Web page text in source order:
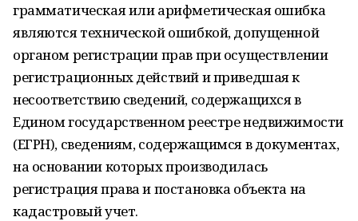
грамматическая или арифметическая ошибка
являются технической ошибкой, допущенной
органом регистрации прав при осуществлении
регистрационных действий и приведшая к
несоответствию сведений, содержащихся в
Едином государственном реестре недвижимости
(ЕГРН), сведениям, содержащимся в документах,
на основании которых производилась
регистрация права и постановка объекта на
кадастровый учет.